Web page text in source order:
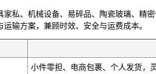
私、机械设备、易碎品、陶瓷玻璃、精
输方案，兼顾时效、安全与运费成本。
小件零担、电商包裹、个人发货，